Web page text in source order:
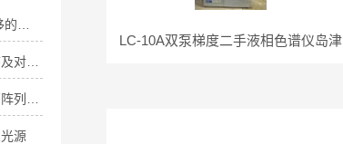
LC-10A双泵梯度二手液相色谱仪岛津
源